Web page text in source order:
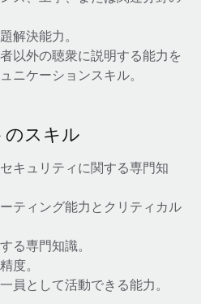
解決能力。
以外の聴衆に説明する能力を
ニケーションスキル。
スキル
キュリティに関する専門知
ティング能力とクリティカル
る専門知識。
度。
員として活動できる能力。